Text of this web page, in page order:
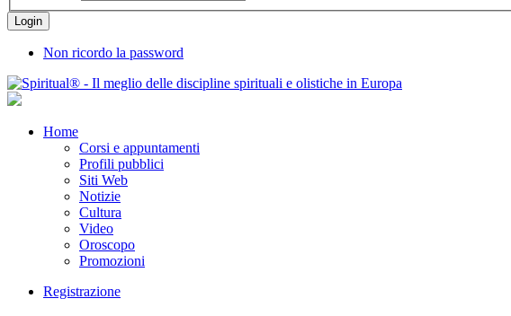
Non ricordo la password
Home
Corsi e appuntamenti
Profili pubblici
Siti Web
Notizie
Cultura
Video
Oroscopo
Promozioni
Registrazione